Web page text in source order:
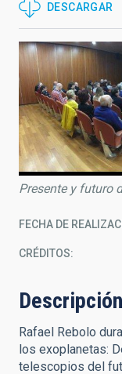
DESCARGAR
Presente y futuro
FECHA DE
CRÉDITOS
Descripción
Rafael Rebolo
los exoplanetas:
telescopios del